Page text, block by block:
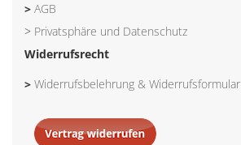
> AGB
> Privatsphäre und Datenschutz
Widerrufsrecht
> Widerrufsbelehrung & Widerrufsformular